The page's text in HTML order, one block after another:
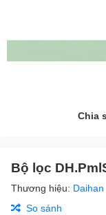
Chia
Bộ lọc
Thương hiệu: Daihan
So sánh